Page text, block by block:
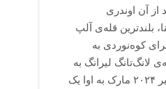
بعد از آن اوندری
بلندترین قله‌ی آلپ
کوه‌نوردی به
لانگ‌تانگ لیرانگ به
او ملحق شود و صعودشان را جشن بگیرند. اما پنج‌شنبه ۳۱ اکتبر ۲۰۲۴ مارک به اوا یک